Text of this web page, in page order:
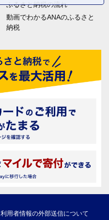
ふるさと納税の流れ
動画でわかるANAのふるさと
納税
利用者情報の外部送信について